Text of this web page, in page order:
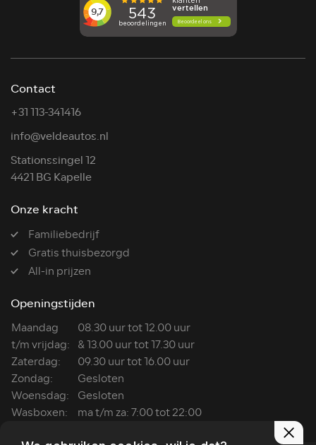
Contact
+31 113-341416
info@veldeautos.nl
Stationssingel 12
4421 BG Kapelle
Onze kracht
Familiebedrijf
Gratis thuisbezorgd
All-in prijzen
Openingstijden
Maandag
08.30 uur tot 12.00 uur
t/m vrijdag: & 13.00 uur tot 17.30 uur
Zaterdag:
09.30 uur tot 16.00 uur
Zondag:
Gesloten
Woensdag:
Gesloten
Wasboxen:
ma t/m za: 7:00 tot 22:00